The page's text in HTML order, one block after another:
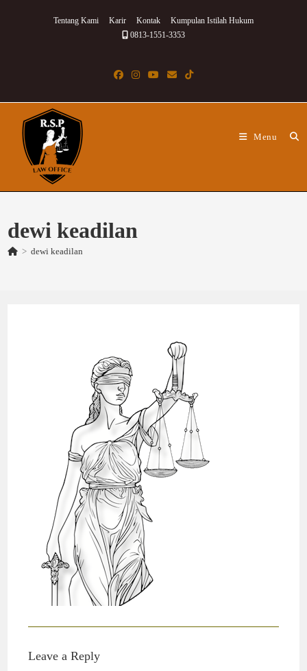
Tentang Kami Karir Kontak
Kumpulan Istilah Hukum
0813-1551-3353
Menu
dewi keadilan
> dewi keadilan
Leave a Reply